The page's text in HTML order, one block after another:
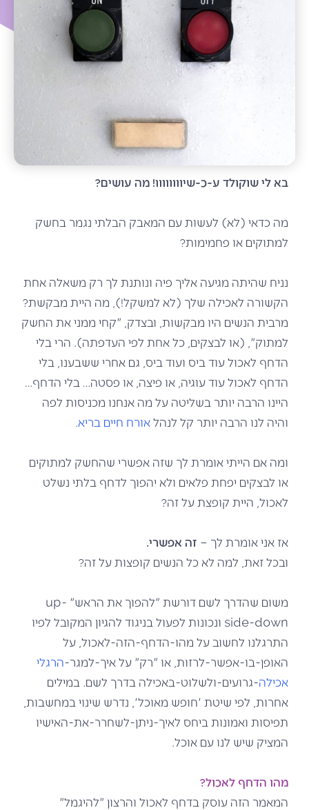
בא לי שוקולד ע-כ-שיוווווווו! מה עושים?
מה כדאי (לא) לעשות עם המאבק הבלתי נגמר בחשק
למתוקים או פחמימות?
נניח שהיתה מגיעה אליך פיה ונותנת לך רק משאלה אחת
הקשורה לאכילה שלך (לא למשקל!), מה היית מבקשת?
מרבית הנשים היו מבקשות, ובצדק, "קחי ממני את החשק
למתוק", (או לבצקים, כל אחת לפי העדפתה). הרי בלי
הדחף לאכול עוד ביס ועוד ביס, גם אחרי ששבענו, בלי
הדחף לאכול עוד עוגיה, או פיצה, או פסטה… בלי הדחף…
היינו הרבה יותר בשליטה על מה אנחנו מכניסות לפה
והיה לנו הרבה יותר קל לנהלאורח חיים בריא.
ומה אם הייתי אומרת לך שזה אפשרי שהחשק למתוקים
או לבצקים יפחת פלאים ולא יהפוך לדחף בלתי נשלט
לאכול, היית קופצת על זה?
אז אני אומרת לך – זה אפשרי.
ובכל זאת, למה לא כל הנשים קופצות על זה?
משום שהדרך לשם דורשת "להפוך את הראש" up-
side-down ונכונות לפעול בניגוד להגיון המקובל לפיו
התרגלנו לחשוב על מהו-הדחף-הזה-לאכול, על
האופן-בו-אפשר-לרזות, או "רק" על איך-למגר-הרגלי
אכילה-גרועים-ולשלוט-באכילה בדרך לשם. במילים
אחרות, לפי שיטת 'חופש מאוכל', נדרש שינוי במחשבות,
תפיסות ואמונות ביחס לאיך-ניתן-לשחרר-את-האישיו
המציק שיש לנו עם אוכל.
מהו הדחף לאכול?
המאמר הזה עוסק בדחף לאכול והרצון "להיגמל"